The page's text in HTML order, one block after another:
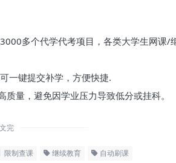
多个代学代考项目，各类大学生网课/
一键提交补学，方便快捷.
量，避免因学业压力导致低分或挂科。
完
限制查课 继续教育 自动刷课